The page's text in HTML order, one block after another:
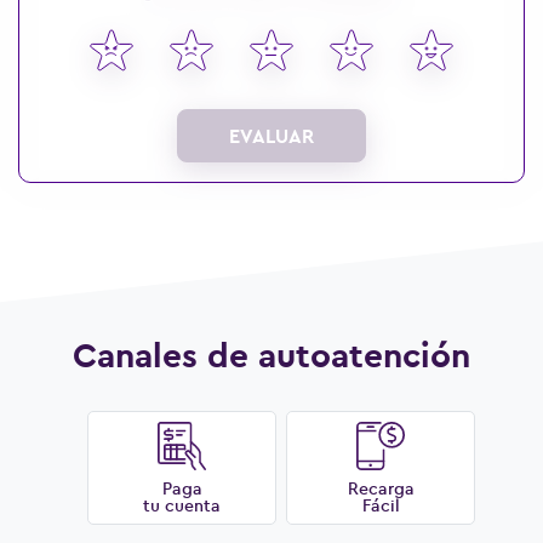
EVALUAR
Canales de autoatención
Paga
tu cuenta
Recarga
Fácil